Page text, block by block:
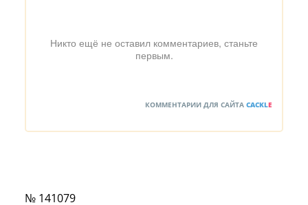
Никто ещё не оставил комментариев, станьте
первым.
КОММЕНТАРИИ ДЛЯ САЙТА CACKLE
№ 141079